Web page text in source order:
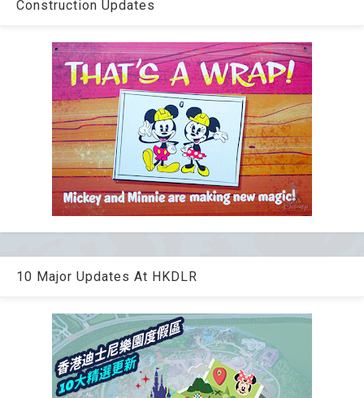
Construction Updates
10 Major Updates At HKDLR